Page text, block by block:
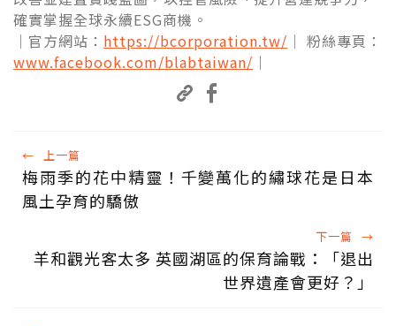
確實掌握全球永續ESG商機。
｜官方網站： https://bcorporation.tw/ ｜ 粉絲專頁：
www.facebook.com/blabtaiwan/ ｜
← 上一篇
梅雨季的花中精靈！千變萬化的繡球花是日本
風土孕育的驕傲
下一篇 →
羊和觀光客太多 英國湖區的保育論戰：「退出
世界遺產會更好？」